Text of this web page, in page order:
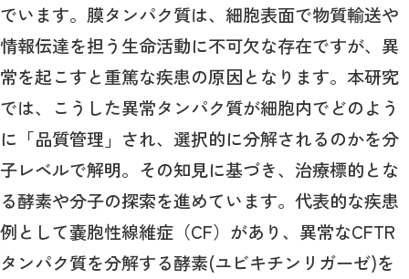
でいます。膜タンパク質は、細胞表面で物質輸送や
情報伝達を担う生命活動に不可欠な存在ですが、異
常を起こすと重篤な疾患の原因となります。本研究
では、こうした異常タンパク質が細胞内でどのよう
に「品質管理」され、選択的に分解されるのかを分
子レベルで解明。その知見に基づき、治療標的とな
る酵素や分子の探索を進めています。代表的な疾患
例として嚢胞性線維症（CF）があり、異常なCFTR
タンパク質を分解する酵素(ユビキチンリガーゼ)を